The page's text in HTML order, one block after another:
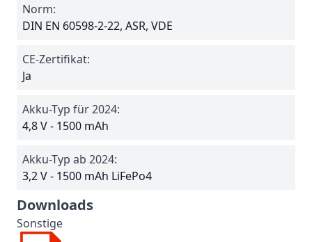
Norm:
DIN EN 60598-2-22, ASR, VDE
CE-Zertifikat:
Ja
Akku-Typ für 2024:
4,8 V - 1500 mAh
Akku-Typ ab 2024:
3,2 V - 1500 mAh LiFePo4
Downloads
Sonstige